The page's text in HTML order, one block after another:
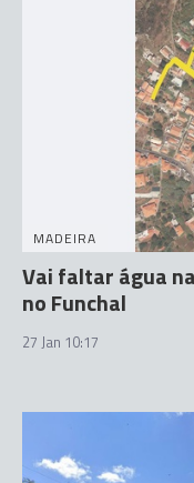
MADEIRA
Vai faltar água
no Funchal
27 Jan 10:17